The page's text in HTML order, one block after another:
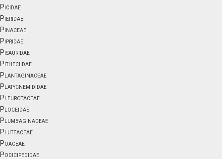
Picidae
Pieridae
Pinaceae
Pipridae
Pisauridae
Pitheciidae
Plantaginaceae
Platycnemididae
Pleurotaceae
Ploceidae
Plumbaginaceae
Pluteaceae
Poaceae
Podicipedidae